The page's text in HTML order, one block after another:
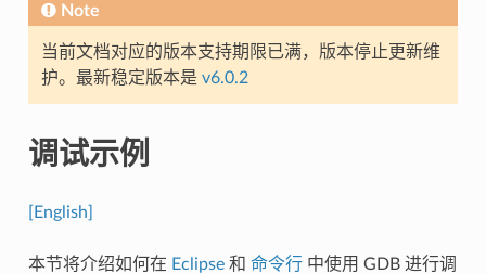
Note
当前文档对应的版本支持期限已满，版本停止更新维
护。最新稳定版本是 v6.0.2
调试示例
[English]
本节将介绍如何在 Eclipse和 命令行中使用 GDB 进行调